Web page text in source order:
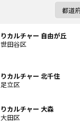
カルチャー 自由が丘
田谷区
カルチャー 北千住
立区
カルチャー 大森
田区